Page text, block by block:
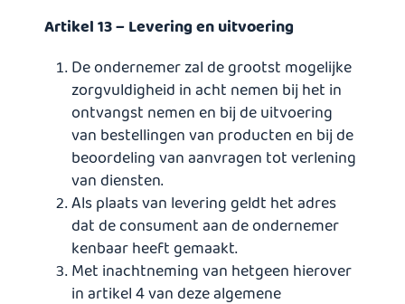
Artikel 13 – Levering en uitvoering
De ondernemer zal de grootst mogelijke
zorgvuldigheid in acht nemen bij het in
ontvangst nemen en bij de uitvoering
van bestellingen van producten en bij de
beoordeling van aanvragen tot verlening
van diensten.
Als plaats van levering geldt het adres
dat de consument aan de ondernemer
kenbaar heeft gemaakt.
Met inachtneming van hetgeen hierover
in artikel 4 van deze algemene